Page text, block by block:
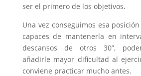
ser el primero de los objetivos.
Una vez conseguimos esa
capaces de mantenerla en
descansos de otros 30”,
añadirle mayor dificultad al
conviene practicar mucho antes.